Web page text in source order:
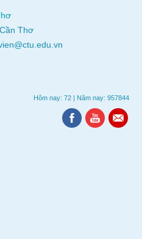
Thơ
Hôm nay: 72 | Năm nay: 957844